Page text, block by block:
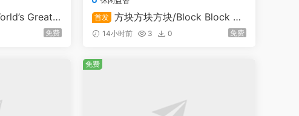
Greate
免费
首发 方块方块方块/Block Block Bl
ock14小时前 3 0 免费
免费